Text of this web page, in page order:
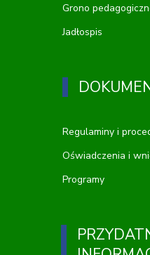
Grono
Jadłospis
Regulaminy i
Oświadczenia i
Programy